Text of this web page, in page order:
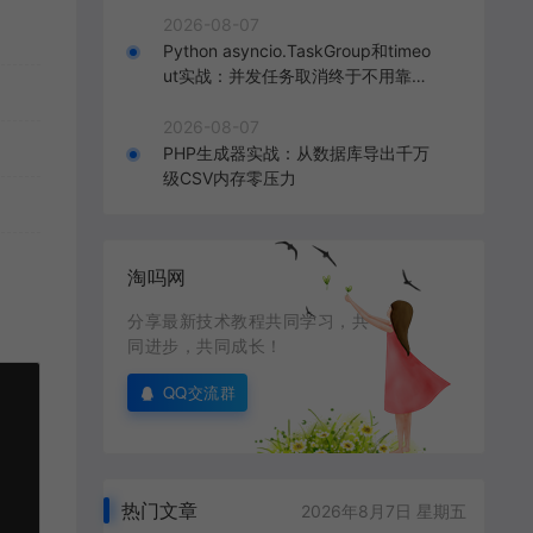
2026-08-07
Python asyncio.TaskGroup和timeo
ut实战：并发任务取消终于不用靠猜
2026-08-07
PHP生成器实战：从数据库导出千万
级CSV内存零压力
淘吗网
分享最新技术教程共同学习，共
同进步，共同成长！
QQ交流群
热门文章 2026年8月7日 星期五